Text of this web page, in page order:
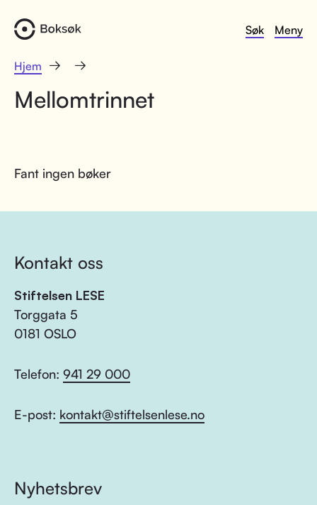
Søk Meny
Hjem
Mellomtrinnet
Fant ingen bøker
Kontakt oss
Stiftelsen LESE
Torggata 5
0181 OSLO
Telefon: 941 29 000
E-post: kontakt@stiftelsenlese.no
Nyhetsbrev